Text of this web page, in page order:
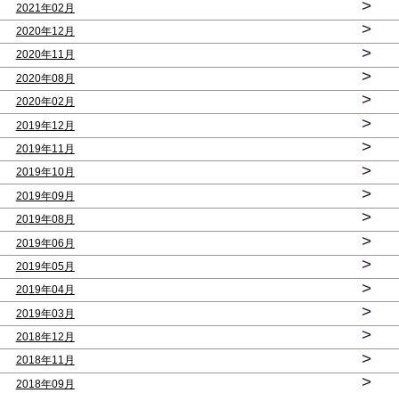
2021年02月 >
2020年12月 >
2020年11月 >
2020年08月 >
2020年02月 >
2019年12月 >
2019年11月 >
2019年10月 >
2019年09月 >
2019年08月 >
2019年06月 >
2019年05月 >
2019年04月 >
2019年03月 >
2018年12月 >
2018年11月 >
2018年09月 >